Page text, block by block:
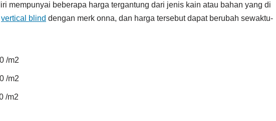
mempunyai beberapa harga tergantung dari jenis kain atau bahan yang di
vertical blind dengan merk onna, dan harga tersebut dapat berubah sewaktu-
/m2
/m2
m2